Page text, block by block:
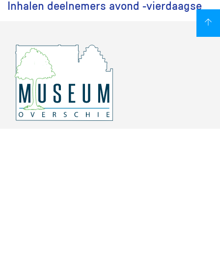
Inhalen deelnemers avond -vierdaagse